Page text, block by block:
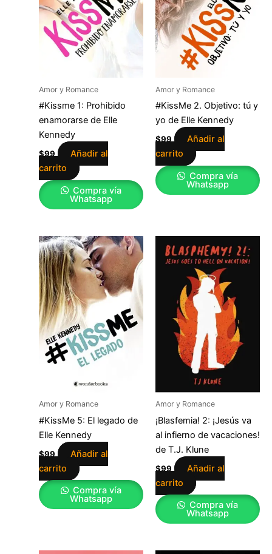
Amor y Romance
#Kissme 1: Prohibido
enamorarse de Elle
Kennedy
$99
Añadir al
carrito
Compra vía
Whatsapp
Amor y Romance
#KissMe 2. Objetivo: tú y
yo de Elle Kennedy
$99
Añadir al
carrito
Compra vía
Whatsapp
Amor y Romance
#KissMe 5: El legado de
Elle Kennedy
$99
Añadir al
carrito
Compra vía
Whatsapp
Amor y Romance
¡Blasfemia! 2: ¡Jesús va
al infierno de vacaciones!
de T.J. Klune
$99
Añadir al
carrito
Compra vía
Whatsapp